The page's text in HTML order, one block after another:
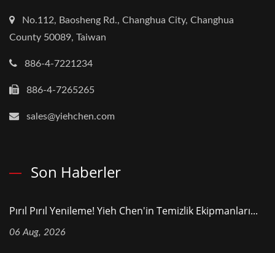
No.112, Baosheng Rd., Changhua City, Changhua
County 50089, Taiwan
886-4-7221234
886-4-7265265
sales@yiehchen.com
Son Haberler
Pırıl Pırıl Yenileme! Yieh Chen'in Temizlik Ekipmanları...
06 Aug, 2026